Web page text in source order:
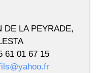
DE LA PEYRADE,
61 01 67 15